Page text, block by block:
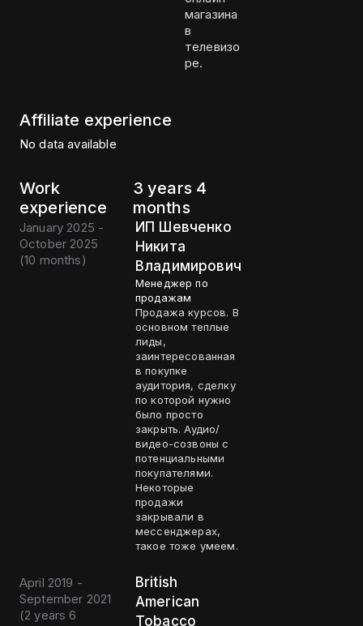
магазина
в
телевизо
ре.
Affiliate experience
No data available
Work
experience
3 years 4
months
January 2025 -
October 2025
(10 months)
ИП Шевченко
Никита
Владимирович
Менеджер по
продажам
Продажа курсов. В
основном теплые
лиды,
заинтересованная
в покупке
аудитория, сделку
по которой нужно
было просто
закрыть. Аудио/
видео-созвоны с
потенциальными
покупателями.
Некоторые
продажи
закрывали в
мессенджерах,
такое тоже умеем.
April 2019 -
September 2021
(2 years 6
British
American
Tobacco